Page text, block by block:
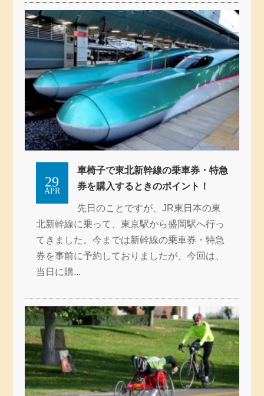
APR
29
車椅子で東北新幹線の乗車券・特急
券を購入するときのポイント！
先日のことですが、JR東日本の東
北新幹線に乗って、東京駅から盛岡駅へ行っ
てきました。今までは新幹線の乗車券・特急
券を事前に予約しておりましたが、今回は、
当日に購...